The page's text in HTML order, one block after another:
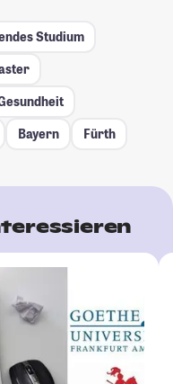
Studium
Bayern Fürth